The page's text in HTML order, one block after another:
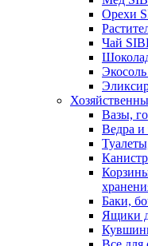
Орехи
Чай
Вазы,
Ведра и
Баки,
Ящики